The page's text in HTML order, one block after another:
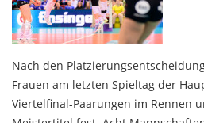
Nach den
Frauen am letzten Spieltag der
Viertelfinal-Paarungen im Rennen